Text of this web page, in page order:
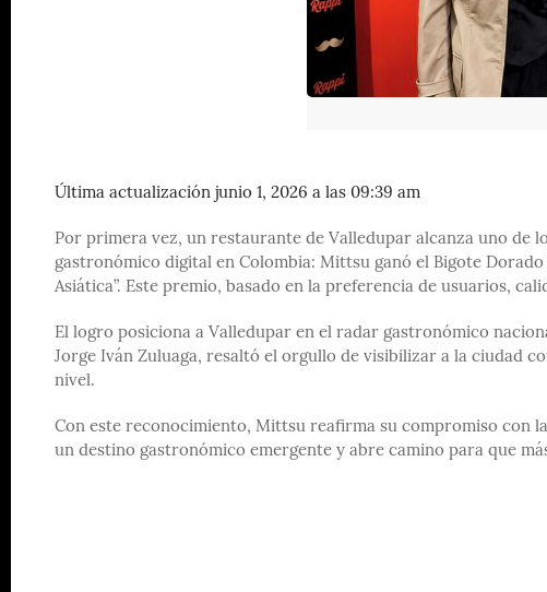
Última actualización junio 1, 2026 a las 09:39 am
Por primera vez, un restaurante de Valledupar alcanza uno de
gastronómico digital en Colombia: Mittsu ganó el Bigote
Asiática”. Este premio, basado en la preferencia de usuarios,
El logro posiciona a Valledupar en el radar gastronómico
Jorge Iván Zuluaga, resaltó el orgullo de visibilizar a la ciudad
nivel.
Con este reconocimiento, Mittsu reafirma su compromiso con
un destino gastronómico emergente y abre camino para que